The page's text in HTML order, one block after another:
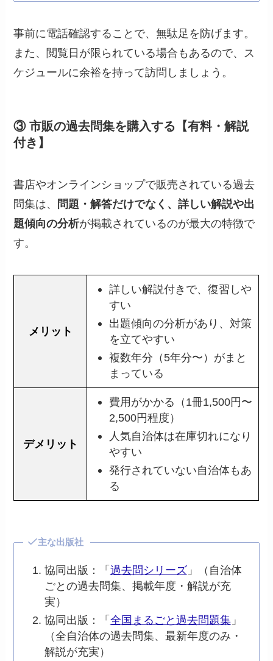
事前に電話確認することで、無駄足を防げます。
また、閲覧日が限られている場合もあるので、ス
ケジュールに余裕を持って訪問しましょう。
③ 市販の過去問集を購入する【有料・解説
付き】
書店やオンラインショップで販売されている過去
問集は、
問題・解答だけでなく、詳しい解説や出
題傾向の分析が掲載されているのが最大の特徴で
す。
メリット
詳しい解説付きで、復習しや
すい
出題傾向の分析があり、対策
を立てやすい
複数年分（5年分〜）がまと
まっている
デメリット
費用がかかる（1冊1,500円〜
2,500円程度）
人気自治体は在庫切れになり
やすい
発行されていない自治体もあ
る
主な出版社
協同出版：「 過去問シリーズ」（自治体
ごとの過去問集、掲載年度・解説が充
実）
協同出版：「 全国まるごと過去問題集」
（全自治体の過去問集、最新年度のみ・
解説が充実）